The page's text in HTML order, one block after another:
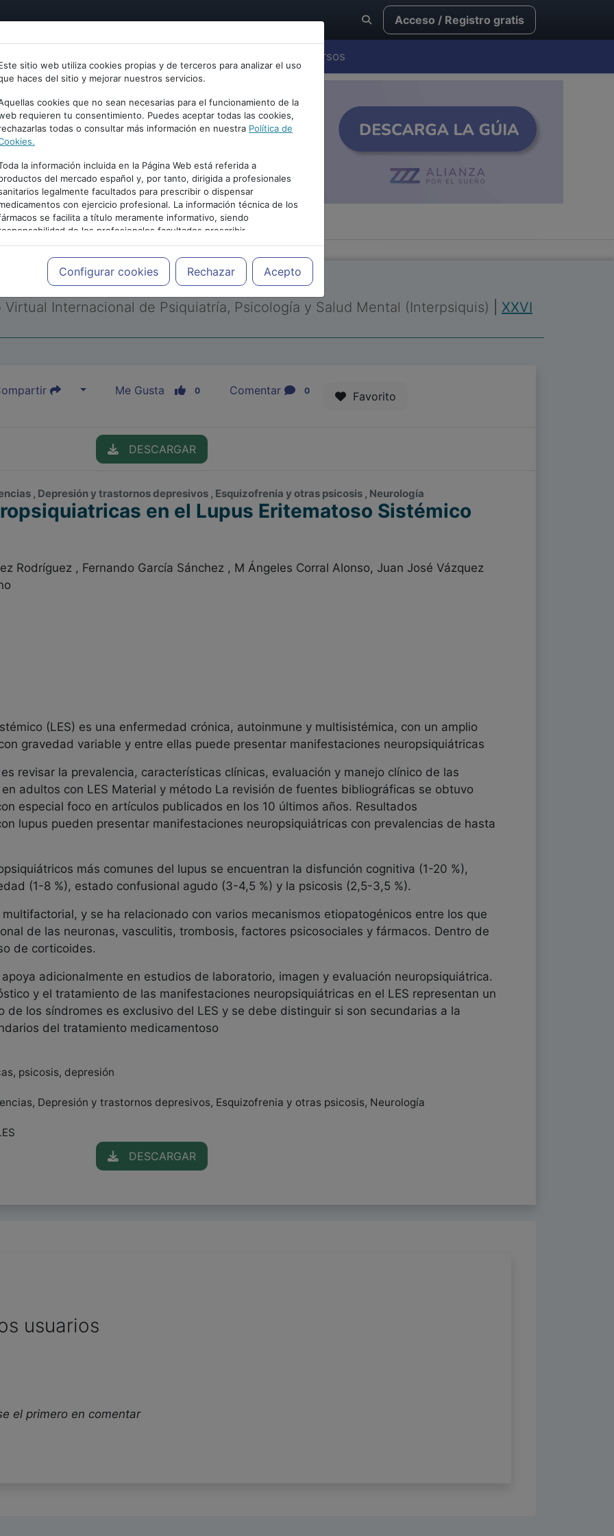
Acceso / Registro gratis
Cursos
sitio web utiliza cookies propias y de terceros para analizar el uso
haces del sitio y mejorar nuestros servicios.
cookies que no sean necesarias para el funcionamiento de la
requieren tu consentimiento. Puedes aceptar todas las cookies,
todas o consultar más información en nuestra Política de
la información incluida en la Página Web está referida a
del mercado español y, por tanto, dirigida a profesionales
legalmente facultados para prescribir o dispensar
con ejercicio profesional. La información técnica de los
se facilita a título meramente informativo, siendo
de los profesionales facultados prescribir
y decidir, en cada caso concreto, el tratamiento más
a las necesidades del paciente.
Configurar cookies Rechazar Acepto
PUBLICIDAD
Virtual Internacional de Psiquiatría, Psicología y Salud Mental (Interpsiquis) XXVI
Me Gusta 0 Comentar 0 Favorito
DESCARGAR
, Depresión y trastornos depresivos , Esquizofrenia y otras psicosis , Neurología
en el Lupus Eritematoso Sistémico
Rodríguez , Fernando García Sánchez , M Ángeles Corral Alonso, Juan José Vázquez
(LES) es una enfermedad crónica, autoinmune y multisistémica, con un amplio
gravedad variable y entre ellas puede presentar manifestaciones neuropsiquiátricas
revisar la prevalencia, características clínicas, evaluación y manejo clínico de las
adultos con LES Material y método La revisión de fuentes bibliográficas se obtuvo
especial foco en artículos publicados en los 10 últimos años. Resultados
pueden presentar manifestaciones neuropsiquiátricas con prevalencias de hasta
más comunes del lupus se encuentran la disfunción cognitiva (1-20 %),
(1-8 %), estado confusional agudo (3-4,5 %) y la psicosis (2,5-3,5 %).
y se ha relacionado con varios mecanismos etiopatogénicos entre los que
de las neuronas, vasculitis, trombosis, factores psicosociales y fármacos. Dentro de
de corticoides.
adicionalmente en estudios de laboratorio, imagen y evaluación neuropsiquiátrica.
y el tratamiento de las manifestaciones neuropsiquiátricas en el LES representan un
de los síndromes es exclusivo del LES y se debe distinguir si son secundarias a la
del tratamiento medicamentoso
psicosis, depresión
Depresión y trastornos depresivos, Esquizofrenia y otras psicosis, Neurología
DESCARGAR
usuarios
el primero en comentar